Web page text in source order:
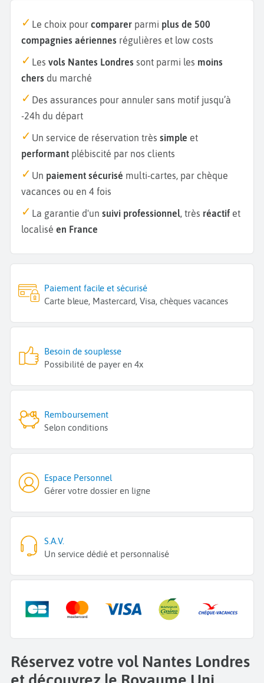
Le choix pour comparer parmi plus de 500
compagnies aériennes régulières et low costs
Les vols Nantes Londres sont parmi les moins
chers du marché
Des assurances pour annuler sans motif jusqu’à
-24h du départ
Un service de réservation très simple et
performant plébiscité par nos clients
Un paiement sécurisé multi-cartes, par chèque
vacances ou en 4 fois
La garantie d'un suivi professionnel, très réactif et
localisé en France
Paiement facile et sécurisé
Carte bleue, Mastercard, Visa, chèques vacances
Besoin de souplesse
Possibilité de payer en 4x
Remboursement
Selon conditions
Espace Personnel
Gérer votre dossier en ligne
S.A.V.
Un service dédié et personnalisé
Réservez votre vol Nantes Londres